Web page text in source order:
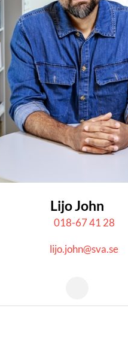
Lijo John
018-67 41 28
lijo.john@sva.se